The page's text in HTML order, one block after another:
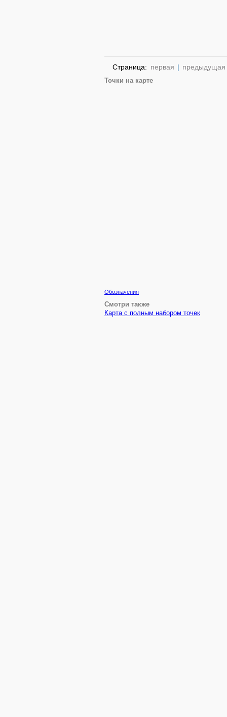
Страница: первая | предыдущая
Точки на карте
Обозначения
Смотри также
Карта с полным набором точек